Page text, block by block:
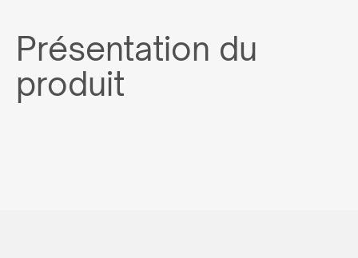
Présentation du
produit